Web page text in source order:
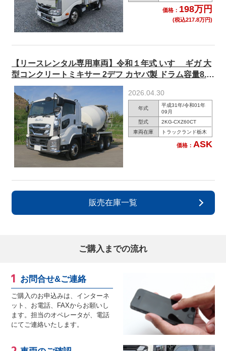
価格： 198万円
(税込217.8万円)
【リースレンタル専用車両】令和１年式 いすゞ ギガ 大
型コンクリートミキサー 2デフ カヤバ製 ドラム容量8.7
㎥ 電動ホッパーカバー ★楽のりパック施工済み！★
2026.04.30
年式
平成31年/令和01年
09月
型式
2KG-CXZ60CT
車両在庫
トラックランド栃木
価格： ASK
販売在庫一覧
ご購入までの流れ
お問合せ&ご連絡
ご購入のお申込みは、インターネ
ット、お電話、FAXからお願いし
ます。担当のオペレータが、電話
にてご連絡いたします。